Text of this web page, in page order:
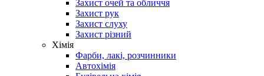
Захист очей та обличчя
Захист рук
Захист слуху
Захист різний
Хімія
Фарби, лакі, розчинники
Автохімія